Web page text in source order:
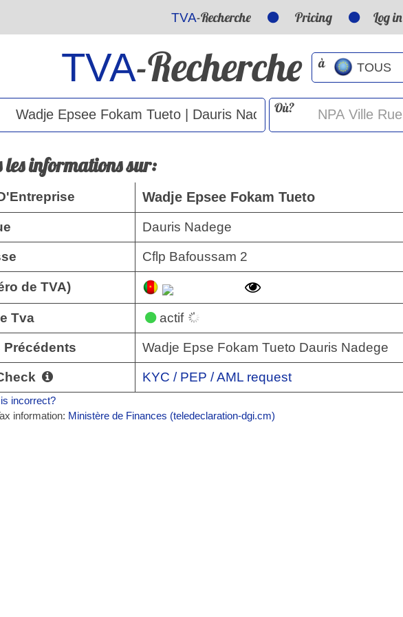
TVA-Recherche Pricing Log in
TVA-Recherche à
Où?
les informations sur:
Wadje Epsee Fokam Tueto
Dauris Nadege
Cflp Bafoussam 2
de TVA)
Tva actif
Précédents Wadje Epse Fokam Tueto Dauris Nadege
KYC / PEP / AML request
incorrect?
information: Ministère de Finances (teledeclaration-dgi.cm)